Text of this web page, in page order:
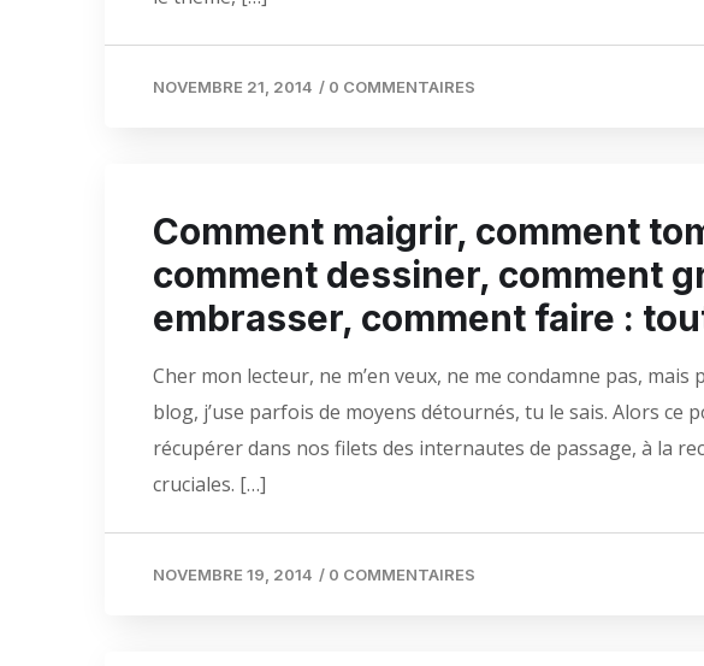
NOVEMBRE 21, 2014 / 0 COMMENTAIRES
Comment maigrir, comment
comment dessiner, comment
embrasser, comment faire :
Cher mon lecteur, ne m’en veux, ne me condamne pas,
blog, j’use parfois de moyens détournés, tu le sais. Alors ce
récupérer dans nos filets des internautes de passage, à la
cruciales. […]
NOVEMBRE 19, 2014 / 0 COMMENTAIRES